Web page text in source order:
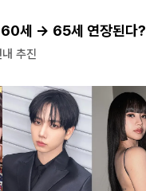
60세 → 65세 연장된다?
추진